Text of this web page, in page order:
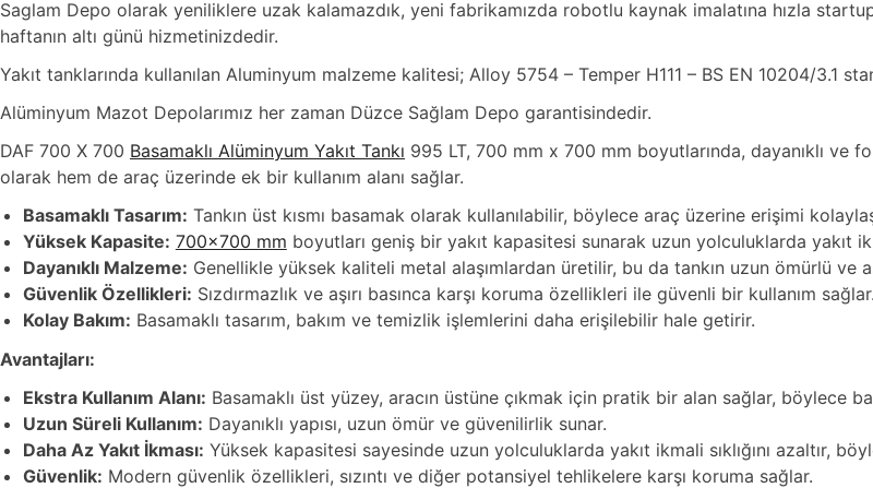
Saglam Depo olarak yeniliklere uzak kalamazdık, yeni fabrikamızda robotlu kaynak imalatına hızla
haftanın altı günü hizmetinizdedir.
Yakıt tanklarında kullanılan Aluminyum malzeme kalitesi; Alloy 5754 – Temper H111 – BS EN 10204/3.1
Alüminyum Mazot Depolarımız her zaman Düzce Sağlam Depo garantisindedir.
DAF 700 X 700 Basamaklı Alüminyum Yakıt Tankı 995 LT, 700 mm x 700 mm boyutlarında, dayanıklı ve
olarak hem de araç üzerinde ek bir kullanım alanı sağlar.
Basamaklı Tasarım: Tankın üst kısmı basamak olarak kullanılabilir, böylece araç üzerine erişimi
Yüksek Kapasite: 700×700 mm boyutları geniş bir yakıt kapasitesi sunarak uzun yolculuklarda yakıt
Dayanıklı Malzeme: Genellikle yüksek kaliteli metal alaşımlardan üretilir, bu da tankın uzun ömürlü ve
Güvenlik Özellikleri: Sızdırmazlık ve aşırı basınca karşı koruma özellikleri ile güvenli bir kullanım sağlar.
Kolay Bakım: Basamaklı tasarım, bakım ve temizlik işlemlerini daha erişilebilir hale getirir.
Avantajları:
Ekstra Kullanım Alanı: Basamaklı üst yüzey, aracın üstüne çıkmak için pratik bir alan sağlar, böylece
Uzun Süreli Kullanım: Dayanıklı yapısı, uzun ömür ve güvenilirlik sunar.
Daha Az Yakıt İkması: Yüksek kapasitesi sayesinde uzun yolculuklarda yakıt ikmali sıklığını azaltır,
Güvenlik: Modern güvenlik özellikleri, sızıntı ve diğer potansiyel tehlikelere karşı koruma sağlar.